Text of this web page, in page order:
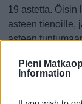
Pieni
Information
19 astetta. Öisin
asteen tienoille,
asteen
syyskuussa